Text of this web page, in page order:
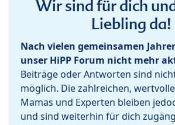
Wir sind für dich
Liebling da!
Nach vielen gemeinsamen
unser HiPP Forum nicht mehr
Beiträge oder Antworten sind
möglich. Die zahlreichen,
Mamas und Experten bleiben
und sind weiterhin für dich